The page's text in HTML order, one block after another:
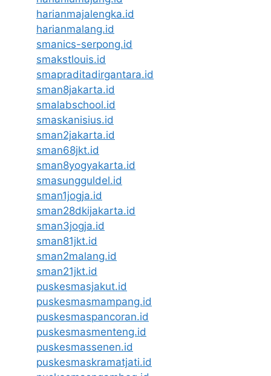
harianmajalengka.id
harianmalang.id
smanics-serpong.id
smakstlouis.id
smapraditadirgantara.id
sman8jakarta.id
smalabschool.id
smaskanisius.id
sman2jakarta.id
sman68jkt.id
sman8yogyakarta.id
smasungguldel.id
sman1jogja.id
sman28dkijakarta.id
sman3jogja.id
sman81jkt.id
sman2malang.id
sman21jkt.id
puskesmasjakut.id
puskesmasmampang.id
puskesmaspancoran.id
puskesmasmenteng.id
puskesmassenen.id
puskesmaskramatjati.id